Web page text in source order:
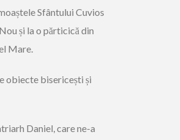
Sfântului Cuvios
și la o părticică din
Mare.
obiecte bisericești și
Daniel, care ne-a